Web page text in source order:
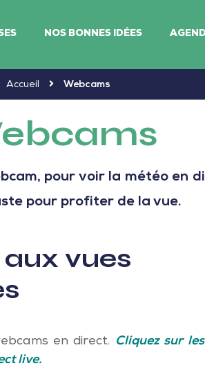
NOS BONNES IDÉES
Accueil Webcams
pour voir la météo en
pour profiter de la vue.
vues
en direct.
Cliquez sur
live.